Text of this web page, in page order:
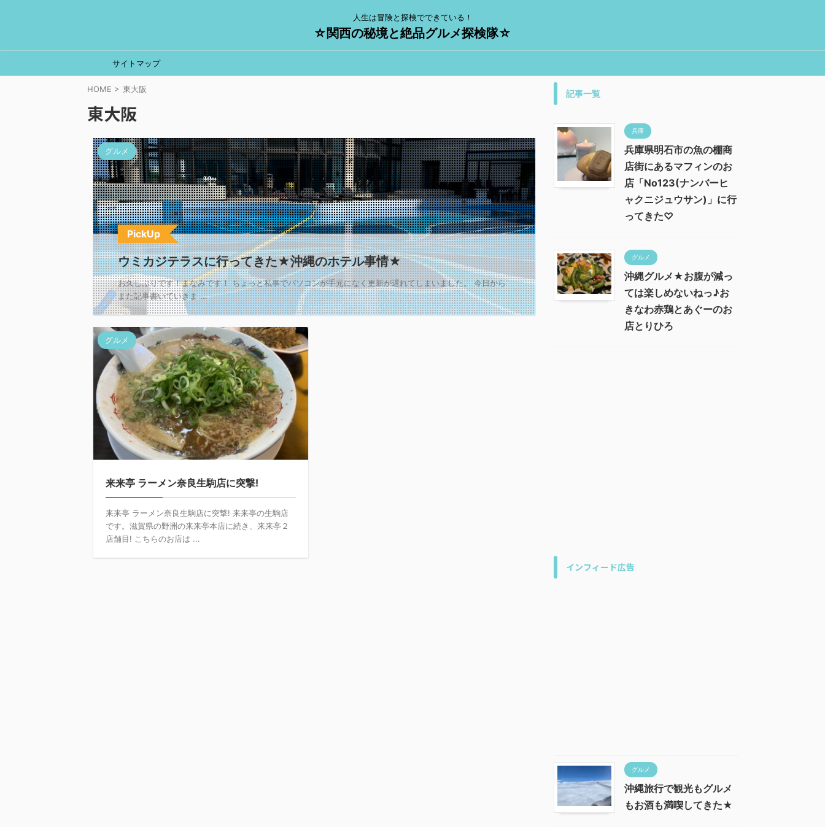
人生は冒険と探検でできている！
☆関西の秘境と絶品グルメ探検隊☆
サイトマップ
HOME > 東大阪
東大阪
グルメ
PickUp
ウミカジテラスに行ってきた★沖縄のホテル事情★
お久しぶりです！まなみです！ ちょっと私事でパソコンが手元になく更新が遅れてしまいました。 今日から
また記事書いていきま ...
グルメ
来来亭 ラーメン奈良生駒店に突撃!
来来亭 ラーメン奈良生駒店に突撃! 来来亭の生駒店
です。滋賀県の野洲の来来亭本店に続き、来来亭２
店舗目! こちらのお店は ...
記事一覧
兵庫
兵庫県明石市の魚の棚商
店街にあるマフィンのお
店「No123(ナンバーヒ
ャクニジュウサン)」に行
ってきた♡
グルメ
沖縄グルメ★お腹が減っ
ては楽しめないねっ♪お
きなわ赤鶏とあぐーのお
店とりひろ
インフィード広告
グルメ
沖縄旅行で観光もグルメ
もお酒も満喫してきた★